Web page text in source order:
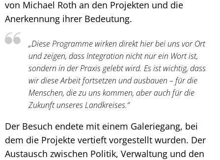
von Michael Roth an den Projekten und die
Anerkennung ihrer Bedeutung.
„Diese Programme wirken direkt hier bei uns vor Ort
und zeigen, dass Integration nicht nur ein Wort ist,
sondern in der Praxis gelebt wird. Es ist wichtig, dass
wir diese Arbeit fortsetzen und ausbauen – für die
Menschen, die zu uns kommen, aber auch für die
Zukunft unseres Landkreises.“
Der Besuch endete mit einem Galeriegang, bei
dem die Projekte vertieft vorgestellt wurden. Der
Austausch zwischen Politik, Verwaltung und den